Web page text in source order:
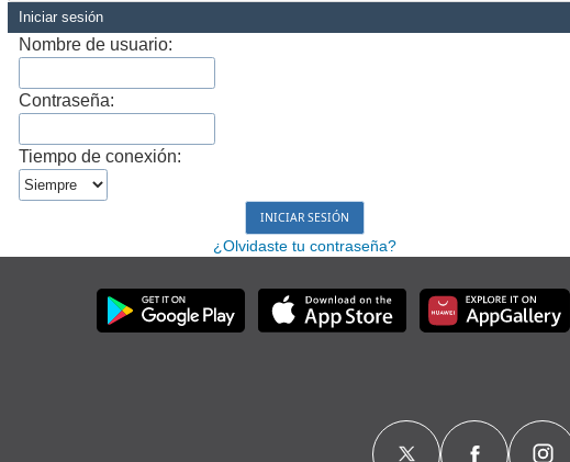
Iniciar sesión
Nombre de usuario:
Contraseña:
Tiempo de conexión:
¿Olvidaste tu contraseña?